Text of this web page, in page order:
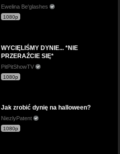
Ewelina Be'glashes
1080p
WYCIĘLIŚMY DYNIE... *NIE
PRZERAŹCIE SIĘ*
PitPitShowTV
1080p
Jak zrobić dynię na halloween?
NiezlyPatent
1080p